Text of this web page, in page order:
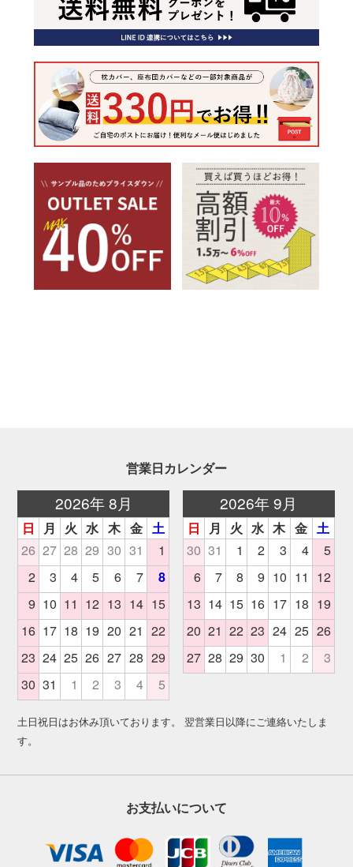
営業日カレンダー
土日祝日はお休み頂いております。 翌営業日以降にご連絡いたしま
す。
お支払いについて